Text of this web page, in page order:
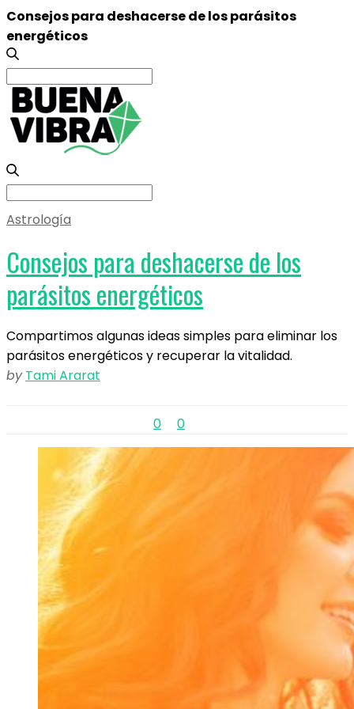
Consejos para deshacerse de los parásitos
energéticos
Search
for:
Search
Astrología
Consejos para deshacerse de los
parásitos energéticos
Compartimos algunas ideas simples para eliminar los
parásitos energéticos y recuperar la vitalidad.
by Tami Ararat
0 0